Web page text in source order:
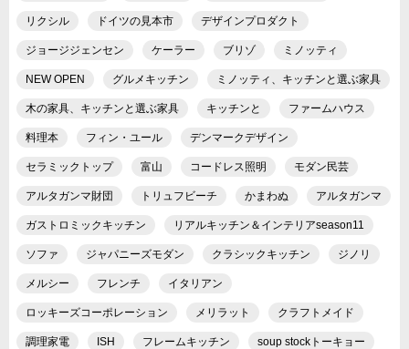
リクシル ドイツの見本市 デザインプロダクト
ジョージジェンセン ケーラー ブリゾ ミノッティ
NEW OPEN グルメキッチン ミノッティ、キッチンと選ぶ家具
木の家具、キッチンと選ぶ家具 キッチンと ファームハウス
料理本 フィン・ユール デンマークデザイン
セラミックトップ 富山 コードレス照明 モダン民芸
アルタガンマ財団 トリュフビーチ かまわぬ アルタガンマ
ガストロミックキッチン リアルキッチン＆インテリアseason11
ソファ ジャパニーズモダン クラシックキッチン ジノリ
メルシー フレンチ イタリアン
ロッキーズコーポレーション メリラット クラフトメイド
調理家電 ISH フレームキッチン soup stockトーキョー